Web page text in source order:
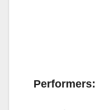
Performers: